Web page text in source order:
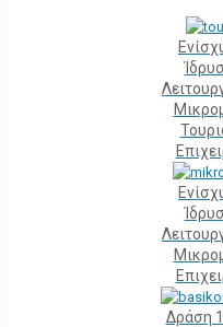
Δράση